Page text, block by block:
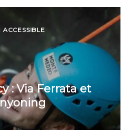
ACCESSIBLE
: Via Ferrata et